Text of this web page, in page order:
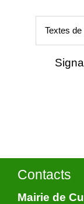
Textes
Contacts
Mairie de